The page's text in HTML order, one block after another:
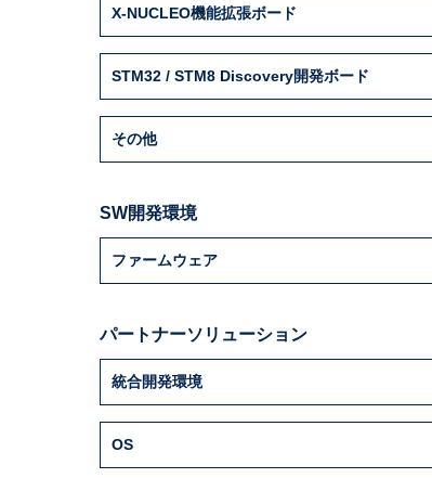
X-NUCLEO機能拡張ボード
STM32 / STM8 Discovery開発ボード
その他
SW開発環境
ファームウェア
パートナーソリューション
統合開発環境
OS